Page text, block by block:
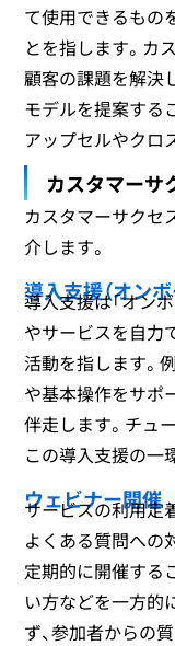
て使用できるもの
とを指します。カ
顧客の課題を解決
モデルを提案する
アップセルやクロ
カスタマーサ
カスタマーサクセ
介します。
導入支援（オン
導入支援は「オン
やサービスを自力
活動を指します。
や基本操作をサポ
伴走します。チュ
この導入支援の一
ウェビナー開催
サービスの利用定
よくある質問への
定期的に開催する
い方などを一方的
ず、参加者からの